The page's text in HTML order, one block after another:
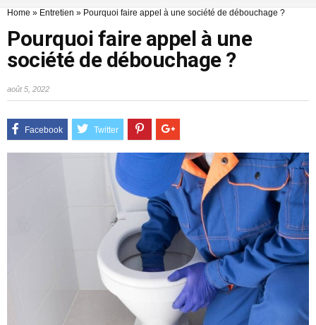
Home » Entretien » Pourquoi faire appel à une société de débouchage ?
Pourquoi faire appel à une
société de débouchage ?
août 5, 2022